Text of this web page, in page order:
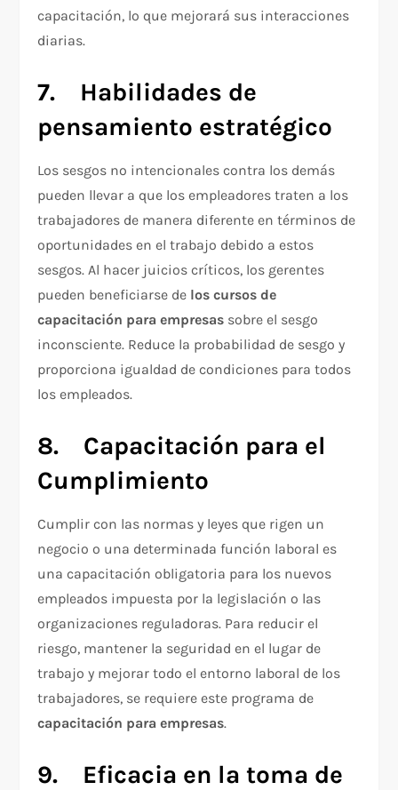
capacitación, lo que mejorará sus interacciones
diarias.
7. Habilidades de
pensamiento estratégico
Los sesgos no intencionales contra los demás
pueden llevar a que los empleadores traten a los
trabajadores de manera diferente en términos de
oportunidades en el trabajo debido a estos
sesgos. Al hacer juicios críticos, los gerentes
pueden beneficiarse de los cursos de
capacitación para empresas sobre el sesgo
inconsciente. Reduce la probabilidad de sesgo y
proporciona igualdad de condiciones para todos
los empleados.
8. Capacitación para el
Cumplimiento
Cumplir con las normas y leyes que rigen un
negocio o una determinada función laboral es
una capacitación obligatoria para los nuevos
empleados impuesta por la legislación o las
organizaciones reguladoras. Para reducir el
riesgo, mantener la seguridad en el lugar de
trabajo y mejorar todo el entorno laboral de los
trabajadores, se requiere este programa de
capacitación para empresas.
9. Eficacia en la toma de